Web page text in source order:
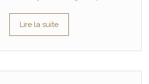
Lire la suite